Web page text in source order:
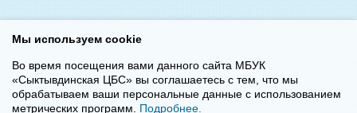
Мы используем cookie
Во время посещения вами данного сайта МБУК
«Сыктывдинская ЦБС» вы соглашаетесь с тем, что мы
обрабатываем ваши персональные данные с использованием
метрических программ. Подробнее.